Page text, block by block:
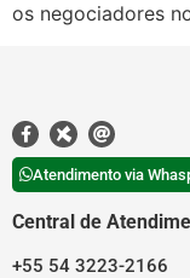
os negociadores
Atendimento via
Central de
+55 54 3223-2166